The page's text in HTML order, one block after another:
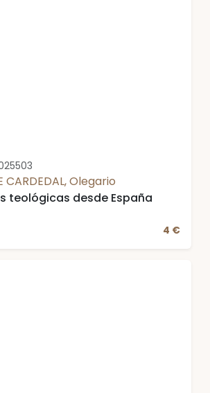
CARDEDAL, Olegario
teológicas desde España
4 €